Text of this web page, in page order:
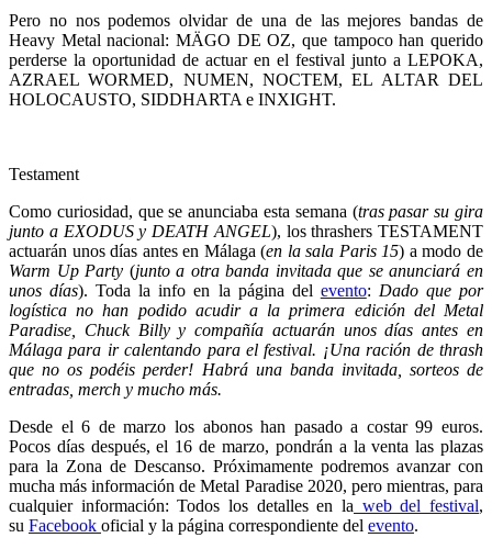
Pero no nos podemos olvidar de una de las mejores bandas de
Heavy Metal nacional: MÄGO DE OZ, que tampoco han querido
perderse la oportunidad de actuar en el festival junto a LEPOKA,
AZRAEL WORMED, NUMEN, NOCTEM, EL ALTAR DEL
HOLOCAUSTO, SIDDHARTA e INXIGHT.
Testament
Como curiosidad, que se anunciaba esta semana (tras pasar su gira
junto a EXODUS y DEATH ANGEL), los thrashers TESTAMENT
actuarán unos días antes en Málaga (en la sala Paris 15) a modo de
Warm Up Party (junto a otra banda invitada que se anunciará en
unos días). Toda la info en la página del evento: Dado que por
logística no han podido acudir a la primera edición del Metal
Paradise, Chuck Billy y compañía actuarán unos días antes en
Málaga para ir calentando para el festival. ¡Una ración de thrash
que no os podéis perder! Habrá una banda invitada, sorteos de
entradas, merch y mucho más.
Desde el 6 de marzo los abonos han pasado a costar 99 euros.
Pocos días después, el 16 de marzo, pondrán a la venta las plazas
para la Zona de Descanso. Próximamente podremos avanzar con
mucha más información de Metal Paradise 2020, pero mientras, para
cualquier información: Todos los detalles en la web del festival,
su Facebook oficial y la página correspondiente del evento.